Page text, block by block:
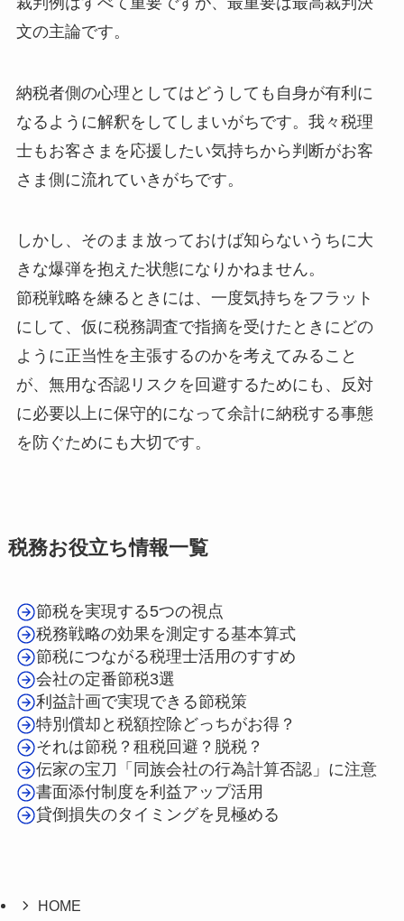
文の主論です。
納税者側の心理としてはどうしても自身が有利に
なるように解釈をしてしまいがちです。我々税理
士もお客さまを応援したい気持ちから判断がお客
さま側に流れていきがちです。
しかし、そのまま放っておけば知らないうちに大
きな爆弾を抱えた状態になりかねません。
節税戦略を練るときには、一度気持ちをフラット
にして、仮に税務調査で指摘を受けたときにどの
ように正当性を主張するのかを考えてみること
が、無用な否認リスクを回避するためにも、反対
に必要以上に保守的になって余計に納税する事態
を防ぐためにも大切です。
税務お役立ち情報一覧
節税を実現する5つの視点
税務戦略の効果を測定する基本算式
節税につながる税理士活用のすすめ
会社の定番節税3選
利益計画で実現できる節税策
特別償却と税額控除どっちがお得？
それは節税？租税回避？脱税？
伝家の宝刀「同族会社の行為計算否認」に注意
書面添付制度を利益アップ活用
貸倒損失のタイミングを見極める
HOME